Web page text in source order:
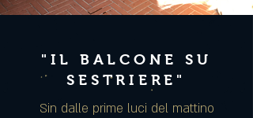
"IL BALCONE SU
SESTRIERE"
Sin dalle prime luci del mattino